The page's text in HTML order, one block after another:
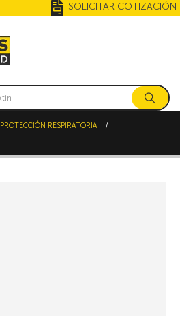
SOLICITAR COTIZACIÓN
PROTECCIÓN RESPIRATORIA